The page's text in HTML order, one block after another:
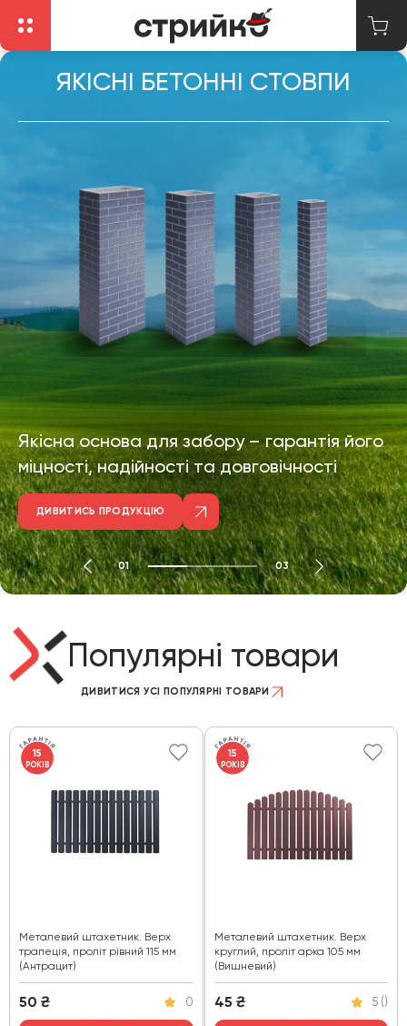
ЯКІСНІ БЕТОННІ СТОВПИ
Якісна основа для забору – гарантія його
міцності, надійності та довговічності
ДИВИТИСЬ ПРОДУКЦІЮ
01 03
Популярні товари
ДИВИТИСЯ УСІ ПОПУЛЯРНІ ТОВАРИ
15
РОКІВ
Металевий штахетник. Верх
трапеція, проліт рівний 115 мм
(Антрацит)
50 ₴ 0
15
РОКІВ
Металевий штахетник. Верх
круглий, проліт арка 105 мм
(Вишневий)
45 ₴ 5 ()